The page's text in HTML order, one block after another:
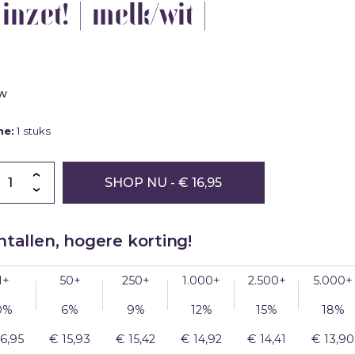
Blog
schoonmaakwerk
Productiemedewerker
bestellen
Verzenden
snijmaskers
Geruba
Partners
| melk/wit |
1 stuks
SHOP NU - € 16,95
hogere korting!
50+ 250+ 1.000+ 2.500+ 5.000+
6% 9% 12% 15% 18%
€ 15,93 € 15,42 € 14,92 € 14,41 € 13,90